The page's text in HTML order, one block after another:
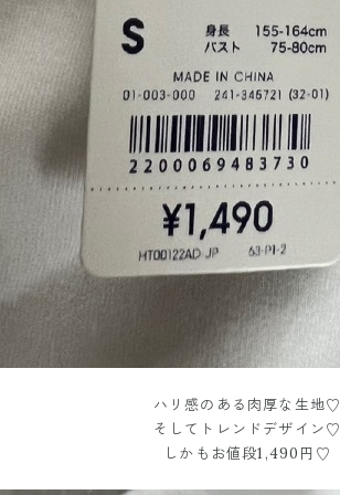
ハリ感のある肉厚な生地♡
そしてトレンドデザイン♡
しかもお値段1,490円♡